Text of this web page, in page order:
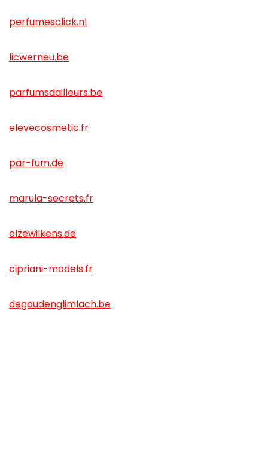
perfumesclick.nl
licwerneu.be
parfumsdailleurs.be
elevecosmetic.fr
par-fum.de
marula-secrets.fr
olzewilkens.de
cipriani-models.fr
degoudenglimlach.be